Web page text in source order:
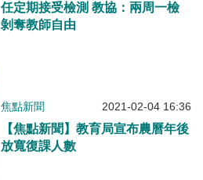
任定期接受檢測 教協：兩周一檢
剝奪教師自由
焦點新聞 2021-02-04 16:36
【焦點新聞】教育局宣布農曆年後
放寬復課人數